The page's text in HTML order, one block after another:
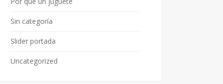
Sin categoría
Slider portada
Uncategorized